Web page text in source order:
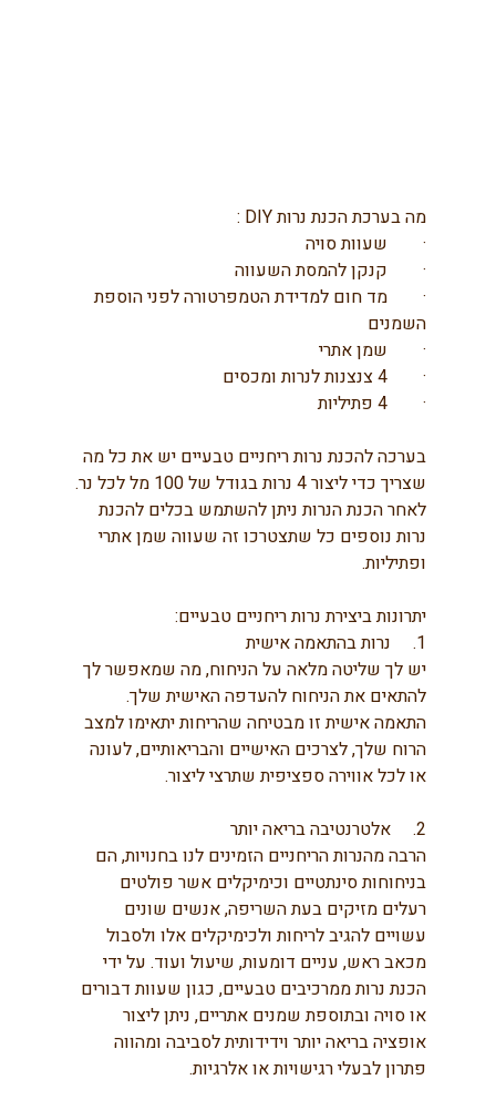
מה בערכת הכנת נרות DIY :
·        שעוות סויה
·        קנקן להמסת השעווה
·        מד חום למדידת הטמפרטורה לפני הוספת
השמנים
·        שמן אתרי
·        4 צנצנות לנרות ומכסים
·        4 פתיליות
בערכה להכנת נרות ריחניים טבעיים יש את כל מה
שצריך כדי ליצור 4 נרות בגודל של 100 מל לכל נר.
לאחר הכנת הנרות ניתן להשתמש בכלים להכנת
נרות נוספים כל שתצטרכו זה שעווה שמן אתרי
ופתיליות.
יתרונות ביצירת נרות ריחניים טבעיים:
1.     נרות בהתאמה אישית
יש לך שליטה מלאה על הניחוח, מה שמאפשר לך
להתאים את הניחוח להעדפה האישית שלך.
התאמה אישית זו מבטיחה שהריחות יתאימו למצב
הרוח שלך, לצרכים האישיים והבריאותיים, לעונה
או לכל אווירה ספציפית שתרצי ליצור.
2.     אלטרנטיבה בריאה יותר
הרבה מהנרות הריחניים הזמינים לנו בחנויות, הם
בניחוחות סינתטיים וכימיקלים אשר פולטים
רעלים מזיקים בעת השריפה, אנשים שונים
עשויים להגיב לריחות ולכימיקלים אלו ולסבול
מכאב ראש, עניים דומעות, שיעול ועוד. על ידי
הכנת נרות ממרכיבים טבעיים, כגון שעוות דבורים
או סויה ובתוספת שמנים אתריים, ניתן ליצור
אופציה בריאה יותר וידידותית לסביבה ומהווה
פתרון לבעלי רגישויות או אלרגיות.